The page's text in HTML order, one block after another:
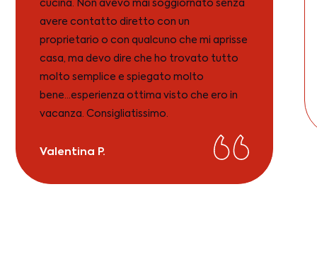
cucina. Non avevo mai soggiornato senza
avere contatto diretto con un
proprietario o con qualcuno che mi aprisse
casa, ma devo dire che ho trovato tutto
molto semplice e spiegato molto
bene...esperienza ottima visto che ero in
vacanza. Consigliatissimo.
Valentina P.